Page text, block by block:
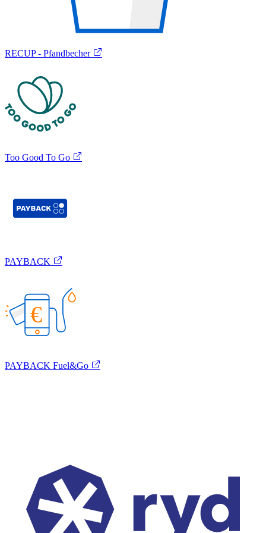
RECUP - Pfandbecher
Too Good To Go
PAYBACK
€
PAYBACK Fuel&Go